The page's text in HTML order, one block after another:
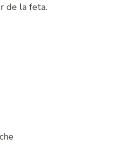
de la feta.